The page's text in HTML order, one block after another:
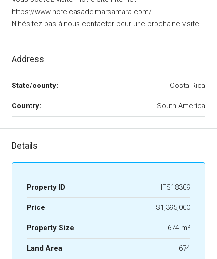
https://www.hotelcasadelmarsamara.com/
N’hésitez pas à nous contacter pour une prochaine visite.
Address
State/county: Costa Rica
Country: South America
Details
Property ID HFS18309
Price $1,395,000
Property Size 674 m²
Land Area 674